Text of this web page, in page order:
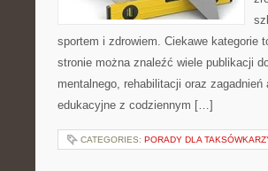
sportem i zdrowiem. Ciekawe kategorie
stronie można znaleźć wiele publikacji
mentalnego, rehabilitacji oraz
edukacyjne z codziennym […]
CATEGORIES: PORADY DLA